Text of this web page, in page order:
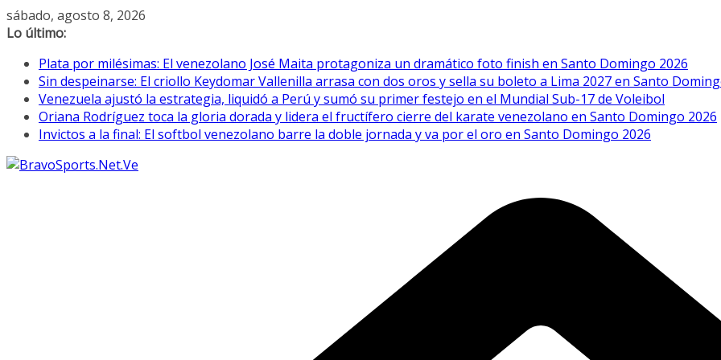
Saltar
al
sábado, agosto 8, 2026
Lo último:
Plata por milésimas: El venezolano José Maita protagoniza un dramático foto finish en Santo Domingo 2026
Sin despeinarse: El criollo Keydomar Vallenilla arrasa con dos oros y sella su boleto a Lima 2027 en Santo
Venezuela ajustó la estrategia, liquidó a Perú y sumó su primer festejo en el Mundial Sub-17 de Voleibol
Oriana Rodríguez toca la gloria dorada y lidera el fructífero cierre del karate venezolano en Santo Domingo 2026
Invictos a la final: El softbol venezolano barre la doble jornada y va por el oro en Santo Domingo 2026